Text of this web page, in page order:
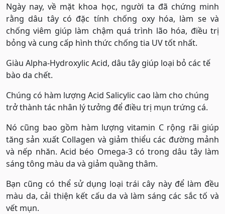
Ngày nay, về mặt khoa học, người ta đã chứng minh
rằng dâu tây có đặc tính chống oxy hóa, làm se và
chống viêm giúp làm chậm quá trình lão hóa, điều trị
bỏng và cung cấp hình thức chống tia UV tốt nhất.
Giàu Alpha-Hydroxylic Acid, dâu tây giúp loại bỏ các tế
bào da chết.
Chúng có hàm lượng Acid Salicylic cao làm cho chúng
trở thành tác nhân lý tưởng để điều trị mụn trứng cá.
Nó cũng bao gồm hàm lượng vitamin C rộng rãi giúp
tăng sản xuất Collagen và giảm thiểu các đường mảnh
và nếp nhăn. Acid béo Omega-3 có trong dâu tây làm
sáng tông màu da và giảm quầng thâm.
Bạn cũng có thể sử dụng loại trái cây này để làm đều
màu da, cải thiện kết cấu da và làm sáng các sắc tố và
vết mụn.